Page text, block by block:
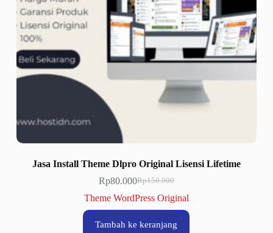
Jasa Install Theme Dlpro Original Lisensi Lifetime
Rp150.000
Harga
aslinya
Rp80.000Harga
saat
Rp80.000.
Theme WordPress Original
Tambah ke keranjang